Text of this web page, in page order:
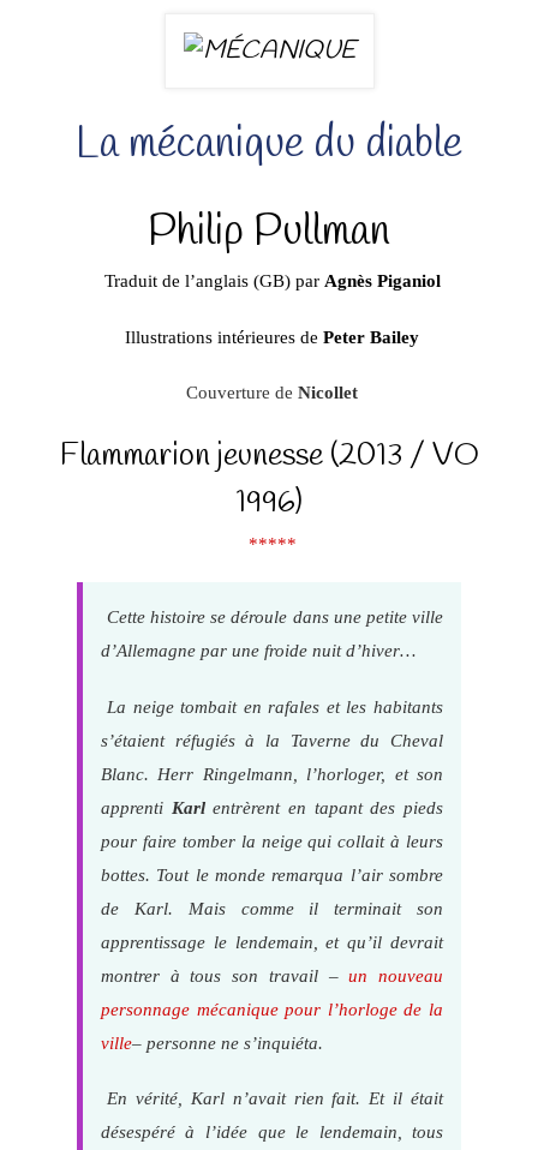
La mécanique du diable
Philip Pullman
Traduit de l’anglais (GB) par Agnès Piganiol
Illustrations intérieures de Peter Bailey
Couverture de Nicollet
Flammarion jeunesse (2013 / VO
1996)
*****
Cette histoire se déroule dans une petite ville
d’Allemagne par une froide nuit d’hiver…
La neige tombait en rafales et les habitants
s’étaient réfugiés à la Taverne du Cheval
Blanc. Herr Ringelmann, l’horloger, et son
apprenti Karlentrèrent en tapant des pieds
pour faire tomber la neige qui collait à leurs
bottes. Tout le monde remarqua l’air sombre
de Karl. Mais comme il terminait son
apprentissage le lendemain, et qu’il devrait
montrer à tous son travail –un nouveau
personnage mécanique pour l’horloge de la
ville– personne ne s’inquiéta.
En vérité, Karl n’avait rien fait. Et il était
désespéré à l’idée que le lendemain, tous